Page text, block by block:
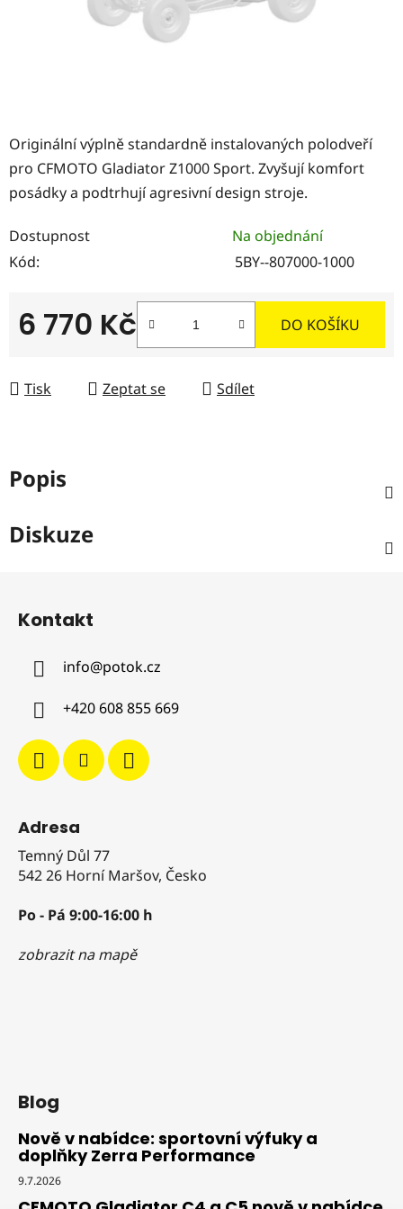
Originální výplně standardně instalovaných polodveří
pro CFMOTO Gladiator Z1000 Sport. Zvyšují komfort
posádky a podtrhují agresivní design stroje.
Dostupnost
Na objednání
Kód:
5BY--807000-1000
6 770 Kč DO KOŠÍKU
Tisk Zeptat se Sdílet
Popis
Diskuze
Kontakt
info@potok.cz
+420 608 855 669
Adresa
Temný Důl 77
542 26 Horní Maršov, Česko
Po - Pá 9:00-16:00 h
zobrazit na mapě
Blog
Nově v nabídce: sportovní výfuky a
doplňky Zerra Performance
9.7.2026